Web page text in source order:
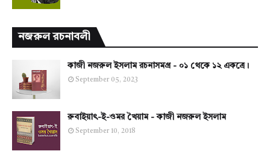
নজরুল রচনাবলী
কাজী নজরুল ইসলাম রচনাসমগ্র - ০১ থেকে ১২ একত্রে।
September 05, 2023
রুবাইয়াৎ-ই-ওমর খৈয়াম - কাজী নজরুল ইসলাম
September 10, 2018